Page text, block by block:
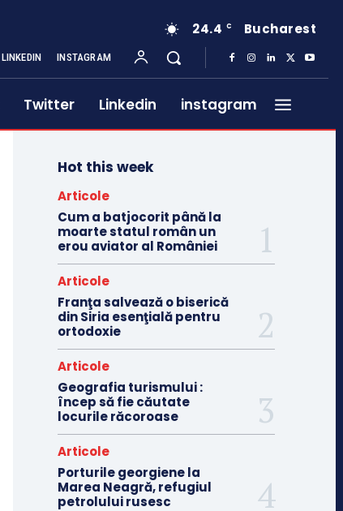
24.4 C Bucharest
LINKEDIN INSTAGRAM
Twitter Linkedin instagram
Hot this week
Articole
Cum a batjocorit până la
moarte statul român un
erou aviator al României
Articole
Franţa salvează o biserică
din Siria esenţială pentru
ortodoxie
Articole
Geografia turismului :
încep să fie căutate
locurile răcoroase
Articole
Porturile georgiene la
Marea Neagră, refugiul
petrolului rusesc